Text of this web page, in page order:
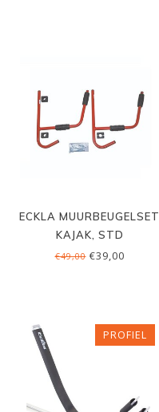
ECKLA MUURBEUGELSET
KAJAK, STD
€49,00€39,00
PROFIEL